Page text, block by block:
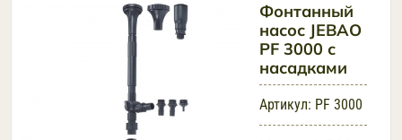
Фонтанный
насос JEBAO
PF 3000 с
насадками
Артикул: PF 3000